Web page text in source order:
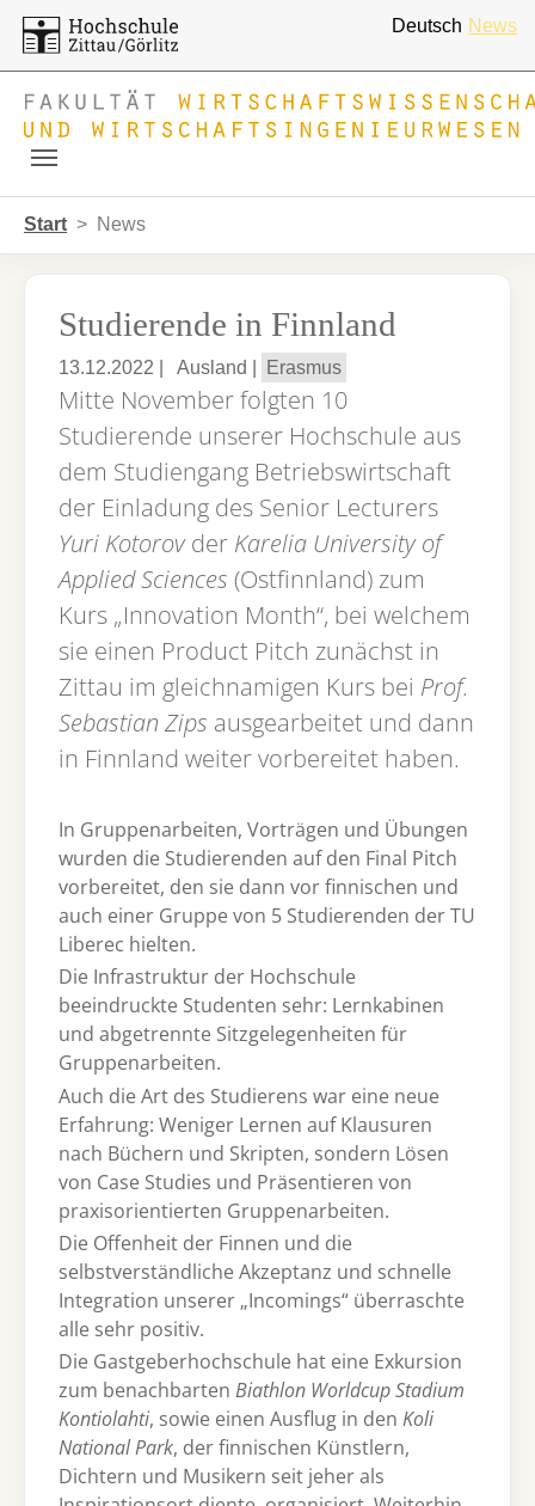
Deutsch News
Start News
Studierende in Finnland
13.12.2022 Ausland Erasmus
Mitte November folgten 10
Studierende unserer Hochschule aus
dem Studiengang Betriebswirtschaft
der Einladung des Senior Lecturers
Yuri Kotorovder Karelia University of
Applied Sciences (Ostfinnland) zum
Kurs „Innovation Month“, bei welchem
sie einen Product Pitch zunächst in
Zittau im gleichnamigen Kurs bei Prof.
Sebastian Zips ausgearbeitet und dann
in Finnland weiter vorbereitet haben.
In Gruppenarbeiten, Vorträgen und Übungen
wurden die Studierenden auf den Final Pitch
vorbereitet, den sie dann vor finnischen und
auch einer Gruppe von 5 Studierenden der TU
Liberec hielten.
Die Infrastruktur der Hochschule
beeindruckte Studenten sehr: Lernkabinen
und abgetrennte Sitzgelegenheiten für
Gruppenarbeiten.
Auch die Art des Studierens war eine neue
Erfahrung: Weniger Lernen auf Klausuren
nach Büchern und Skripten, sondern Lösen
von Case Studies und Präsentieren von
praxisorientierten Gruppenarbeiten.
Die Offenheit der Finnen und die
selbstverständliche Akzeptanz und schnelle
Integration unserer „Incomings“ überraschte
alle sehr positiv.
Die Gastgeberhochschule hat eine Exkursion
zum benachbarten Biathlon Worldcup Stadium
Kontiolahti, sowie einen Ausflug in den Koli
National Park, der finnischen Künstlern,
Dichtern und Musikern seit jeher als